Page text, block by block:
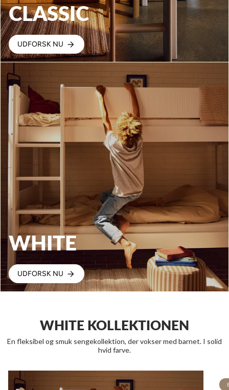
CLASSIC
UDFORSK NU
WHITE
UDFORSK NU
WHITE KOLLEKTIONEN
En fleksibel og smuk sengekollektion, der vokser med barnet. I solid
hvid farve.